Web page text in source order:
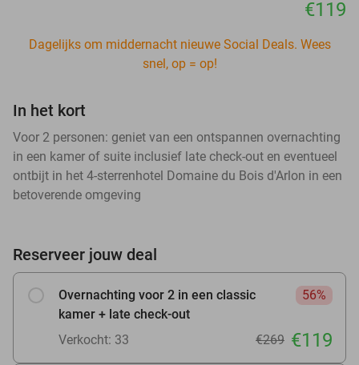
€119
Dagelijks om middernacht nieuwe Social Deals. Wees
snel, op = op!
In het kort
Voor 2 personen: geniet van een ontspannen overnachting
in een kamer of suite inclusief late check-out en eventueel
ontbijt in het 4-sterrenhotel Domaine du Bois d'Arlon in een
betoverende omgeving
Reserveer jouw deal
Overnachting voor 2 in een classic
kamer + late check-out
56%
Verkocht: 33 €269 €119